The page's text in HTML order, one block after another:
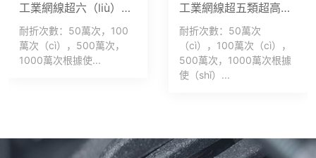
工業網線超六（liù）類超高柔拖鏈（liàn）德式短休水晶頭藍色
耐折次數：50萬次，100
萬次（cì），500萬次，
1000萬次根據使...
工業網線超五類超高柔組裝德式水晶頭
耐折次數：50萬次
（cì），100萬次（cì），
500萬次，1000萬次根據
使（shǐ）...